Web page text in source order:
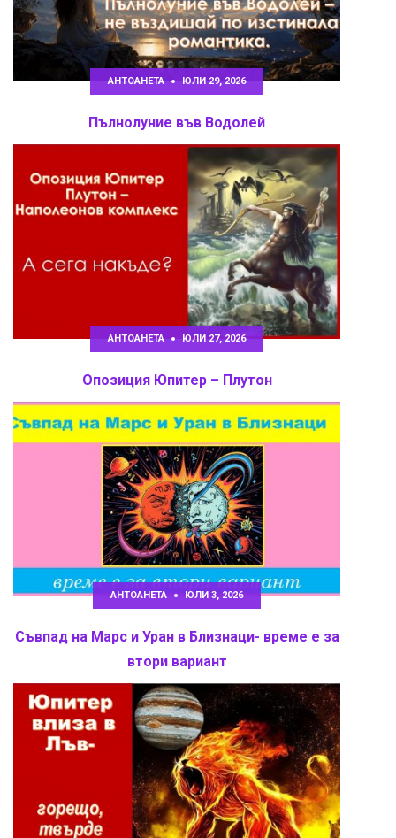
АНТОАНЕТА ЮЛИ 29, 2026
Пълнолуние във Водолей
АНТОАНЕТА ЮЛИ 27, 2026
Опозиция Юпитер – Плутон
АНТОАНЕТА ЮЛИ 3, 2026
Съвпад на Марс и Уран в Близнаци- време е за
втори вариант